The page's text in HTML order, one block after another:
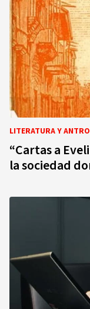
LITERATURA Y
“Cartas a
la sociedad